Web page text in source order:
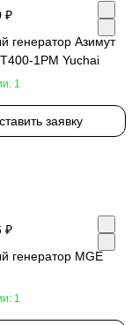
₽
генератор Азимут
1РМ Yuchai
1
заявку
₽
генератор MGE
1